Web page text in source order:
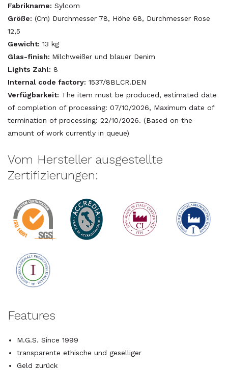
Fabrikname: Sylcom
Größe: (Cm) Durchmesser 78, Höhe 68, Durchmesser Rose
12,5
Gewicht: 13 kg
Glas-finish: Milchweißer und blauer Denim
Lights Zahl: 8
Internal code factory: 1537/8BLCR.DEN
Verfügbarkeit: The item must be produced, estimated date
of completion of processing: 07/10/2026, Maximum date of
termination of processing: 22/10/2026. (Based on the
amount of work currently in queue)
Vom Hersteller ausgestellte
Zertifizierungen:
Features
M.G.S. Since 1999
transparente ethische und geselliger
Geld zurück